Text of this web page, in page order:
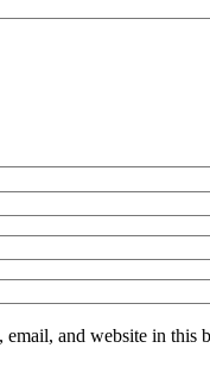
email, and website in this